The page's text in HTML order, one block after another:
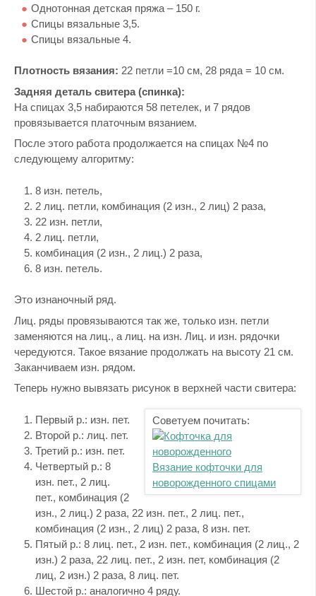
Однотонная детская пряжа – 150 г.
Спицы вязальные 3,5.
Спицы вязальные 4.
Плотность вязания: 22 петли =10 см, 28 ряда = 10 см.
Задняя деталь свитера (спинка):
На спицах 3,5 набираются 58 петелек, и 7 рядов
провязывается платочным вязанием.
После этого работа продолжается на спицах №4 по
следующему алгоритму:
8 изн. петель,
2 лиц. петли, комбинация (2 изн., 2 лиц) 2 раза,
22 изн. петли,
2 лиц. петли,
комбинация (2 изн., 2 лиц.) 2 раза,
8 изн. петель.
Это изнаночный ряд.
Лиц. ряды провязываются так же, только изн. петли
заменяются на лиц., а лиц. на изн. Лиц. и изн. рядочки
чередуются. Такое вязание продолжать на высоту 21 см.
Заканчиваем изн. рядом.
Теперь нужно вывязать рисунок в верхней части свитера:
Советуем почитать:
Вязание кофточки для
новорожденного спицами
Первый р.: изн. пет.
Второй р.: лиц. пет.
Третий р.: изн. пет.
Четвертый р.: 8
изн. пет., 2 лиц.
пет., комбинация (2
изн., 2 лиц.) 2 раза, 22 изн. пет., 2 лиц. пет.,
комбинация (2 изн., 2 лиц) 2 раза, 8 изн. пет.
Пятый р.: 8 лиц. пет., 2 изн. пет., комбинация (2 лиц., 2
изн.) 2 раза, 22 лиц. пет., 2 изн. пет, комбинация (2
лиц, 2 изн.) 2 раза, 8 лиц. пет.
Шестой р.: аналогично 4 ряду.